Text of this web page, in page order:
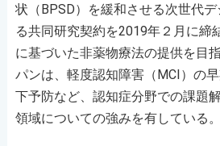
状（BPSD）を緩和させる次世代
る共同研究契約を2019年２月に締
に基づいた非薬物療法の提供を目
パンは、軽度認知障害（MCI）の
下予防など、認知症分野での課題
領域についての強みを有している。